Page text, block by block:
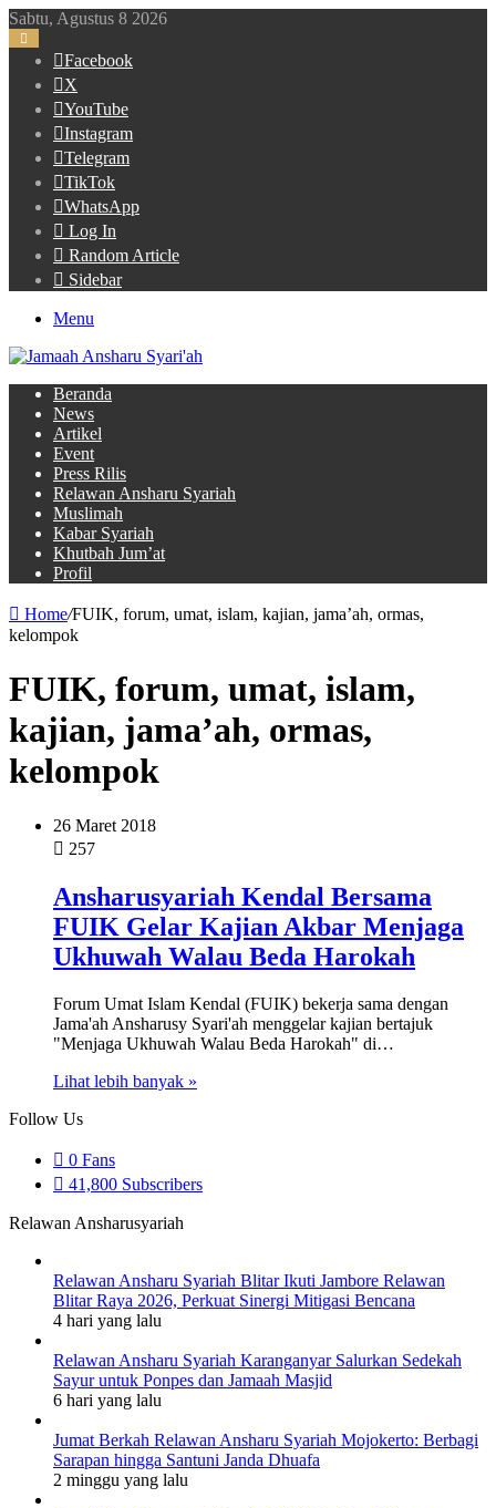
Sabtu, Agustus 8 2026
Facebook
X
YouTube
Instagram
Telegram
TikTok
WhatsApp
Log In
Random Article
Sidebar
Menu
Beranda
News
Artikel
Event
Press Rilis
Relawan Ansharu Syariah
Muslimah
Kabar Syariah
Khutbah Jum’at
Profil
Home/FUIK, forum, umat, islam, kajian, jama’ah, ormas,
kelompok
FUIK, forum, umat, islam,
kajian, jama’ah, ormas,
kelompok
26 Maret 2018
257
Ansharusyariah Kendal Bersama
FUIK Gelar Kajian Akbar Menjaga
Ukhuwah Walau Beda Harokah
Forum Umat Islam Kendal (FUIK) bekerja sama dengan
Jama'ah Ansharusy Syari'ah menggelar kajian bertajuk
"Menjaga Ukhuwah Walau Beda Harokah" di…
Lihat lebih banyak »
Follow Us
0 Fans
41,800 Subscribers
Relawan Ansharusyariah
Relawan Ansharu Syariah Blitar Ikuti Jambore Relawan
Blitar Raya 2026, Perkuat Sinergi Mitigasi Bencana
4 hari yang lalu
Relawan Ansharu Syariah Karanganyar Salurkan Sedekah
Sayur untuk Ponpes dan Jamaah Masjid
6 hari yang lalu
Jumat Berkah Relawan Ansharu Syariah Mojokerto: Berbagi
Sarapan hingga Santuni Janda Dhuafa
2 minggu yang lalu